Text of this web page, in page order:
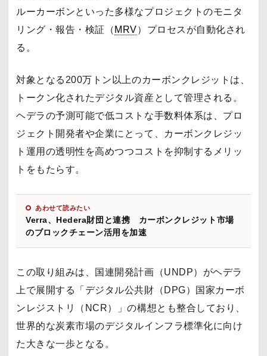
ルーカーボンといった多様なプロジェクトのモニタ
リング・報告・検証（ MRV）プロセスが自動化され
る。
対象となる200万トン以上のカーボンクレジットは、
トークン化されたデジタル資産として管理される。
ヘデラの予測可能で低コストな手数料体系は、プロ
ジェクト開発者や企業にとって、カーボンクレジッ
ト運用の透明性を高めつつコストを抑制するメリッ
トをもたらす。
あわせて読みたい
Verra、Hedera財団と連携 カーボンクレジット市場
のブロックチェーン活用を加速
この取り組みは、国連開発計画（UNDP）がヘデラ
上で展開する「デジタル公共財（DPG）国家カーボ
ンレジストリ（NCR）」の構想とも整合しており、
世界的な炭素市場のデジタルインフラ標準化に向け
た大きな一歩となる。